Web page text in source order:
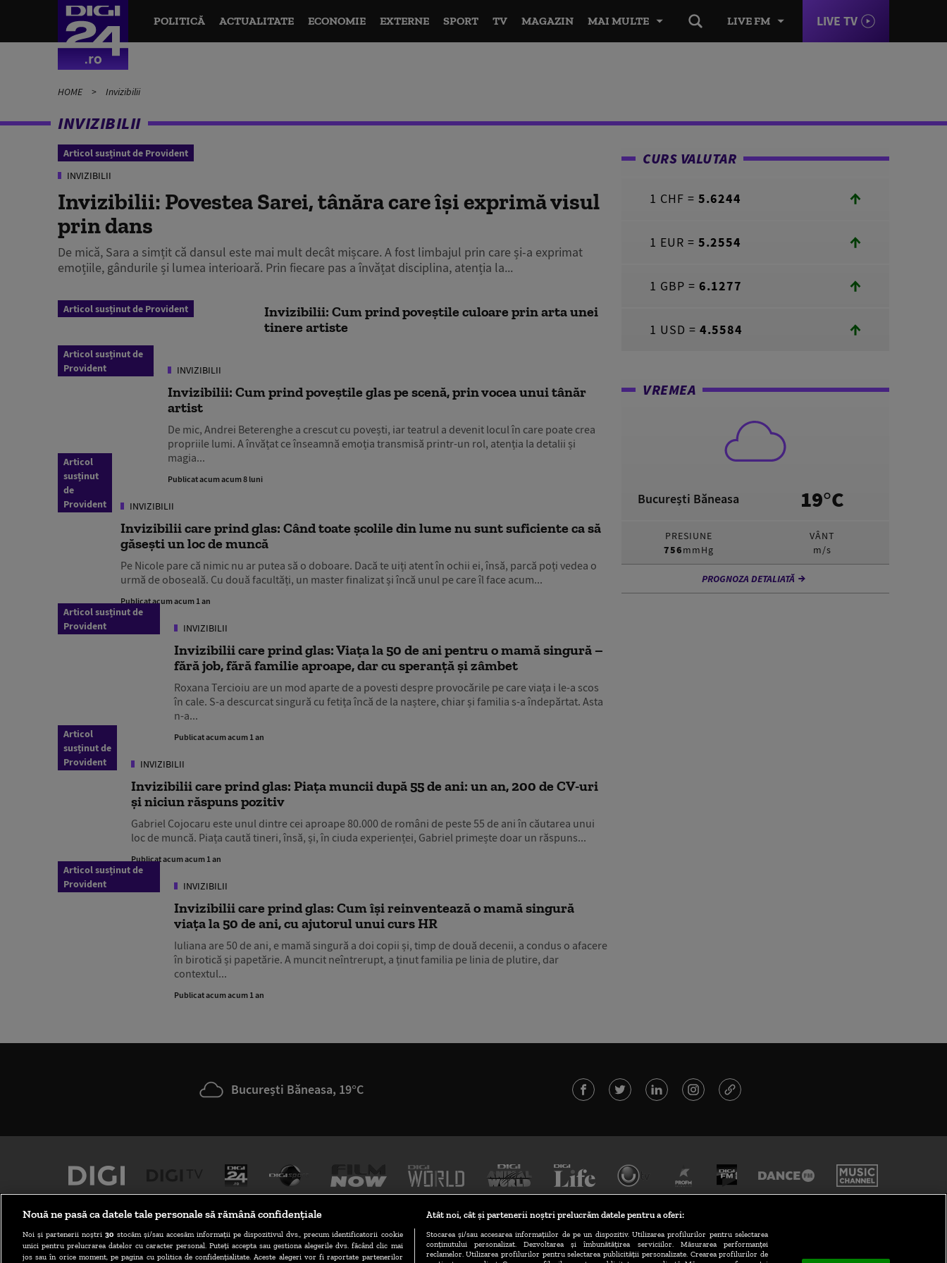
LIVE FM LIVE TV
POLITICĂ ACTUALITATE ECONOMIE EXTERNE SPORT TV MAGAZIN MAI MULTE
HOME Invizibilii
INVIZIBILII
Articol susținut de Provident
INVIZIBILII
Invizibilii: Povestea Sarei, tânăra care își exprimă visul
prin dans
De mică, Sara a simțit că dansul este mai mult decât mișcare. A fost limbajul prin care și-a exprimat
emoțiile, gândurile și lumea interioară. Prin fiecare pas a învățat disciplina, atenția la...
Articol susținut de Provident
Invizibilii: Cum prind poveștile culoare prin arta unei
tinere artiste
Articol susținut de
Provident
INVIZIBILII
Invizibilii: Cum prind poveștile glas pe scenă, prin vocea unui tânăr
artist
De mic, Andrei Beterenghe a crescut cu povești, iar teatrul a devenit locul în care poate crea
propriile lumi. A învățat ce înseamnă emoția transmisă printr-un rol, atenția la detalii și
magia...
Publicat acum acum 8 luni
Articol
susținut
de
Provident
INVIZIBILII
Invizibilii care prind glas: Când toate școlile din lume nu sunt suficiente ca să
găsești un loc de muncă
Pe Nicole pare că nimic nu ar putea să o doboare. Dacă te uiți atent în ochii ei, însă, parcă poți vedea o
urmă de oboseală. Cu două facultăți, un master finalizat și încă unul pe care îl face acum...
Publicat acum acum 1 an
Articol susținut de
Provident
INVIZIBILII
Invizibilii care prind glas: Viața la 50 de ani pentru o mamă singură –
fără job, fără familie aproape, dar cu speranță și zâmbet
Roxana Tercioiu are un mod aparte de a povesti despre provocările pe care viața i le-a scos
în cale. S-a descurcat singură cu fetița încă de la naștere, chiar și familia s-a îndepărtat. Asta
n-a...
Publicat acum acum 1 an
Articol
susținut de
Provident
INVIZIBILII
Invizibilii care prind glas: Piața muncii după 55 de ani: un an, 200 de CV-uri
și niciun răspuns pozitiv
Gabriel Cojocaru este unul dintre cei aproape 80.000 de români de peste 55 de ani în căutarea unui
loc de muncă. Piața caută tineri, însă, și, în ciuda experienței, Gabriel primește doar un răspuns...
Publicat acum acum 1 an
Articol susținut de
Provident
INVIZIBILII
Invizibilii care prind glas: Cum își reinventează o mamă singură
viața la 50 de ani, cu ajutorul unui curs HR
Iuliana are 50 de ani, e mamă singură a doi copii și, timp de două decenii, a condus o afacere
în birotică și papetărie. A muncit neîntrerupt, a ținut familia pe linia de plutire, dar
contextul...
Publicat acum acum 1 an
CURS VALUTAR
1 CHF = 5.6244
1 EUR = 5.2554
1 GBP = 6.1277
1 USD = 4.5584
VREMEA
București Băneasa 19°C
PRESIUNE
756mmHg
VÂNT
m/s
PROGNOZA DETALIATĂ
București Băneasa, 19°C
TERMENI ȘI CONDIȚII POLITICA DE CONFIDENȚIALITATE
Nouă ne pasă ca datele tale personale să rămână confidențiale
Noi și partenerii noștri30 stocăm și/sau accesăm informații pe dispozitivul dvs., precum identificatorii cookie
unici pentru prelucrarea datelor cu caracter personal. Puteți accepta sau gestiona alegerile dvs. făcând clic mai
jos sau în orice moment, pe pagina cu politica de confidențialitate. Aceste alegeri vor fi raportate partenerilor
Atât noi, cât și partenerii noștri prelucrăm datele pentru a oferi:
Stocarea și/sau accesarea informațiilor de pe un dispozitiv. Utilizarea profilurilor pentru selectarea
conținutului personalizat. Dezvoltarea și îmbunătățirea serviciilor. Măsurarea performanței
reclamelor. Utilizarea profilurilor pentru selectarea publicității personalizate. Crearea profilurilor de